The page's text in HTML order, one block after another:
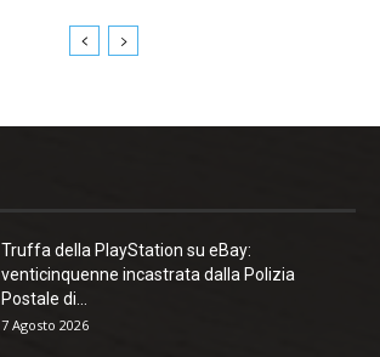
Truffa della PlayStation su eBay:
venticinquenne incastrata dalla Polizia
Postale di...
7 Agosto 2026